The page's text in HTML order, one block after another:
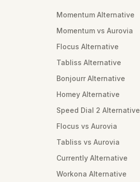
Momentum Alternative
Momentum vs Aurovia
Flocus Alternative
Tabliss Alternative
Bonjourr Alternative
Homey Alternative
Speed Dial 2 Alternative
Flocus vs Aurovia
Tabliss vs Aurovia
Currently Alternative
Workona Alternative